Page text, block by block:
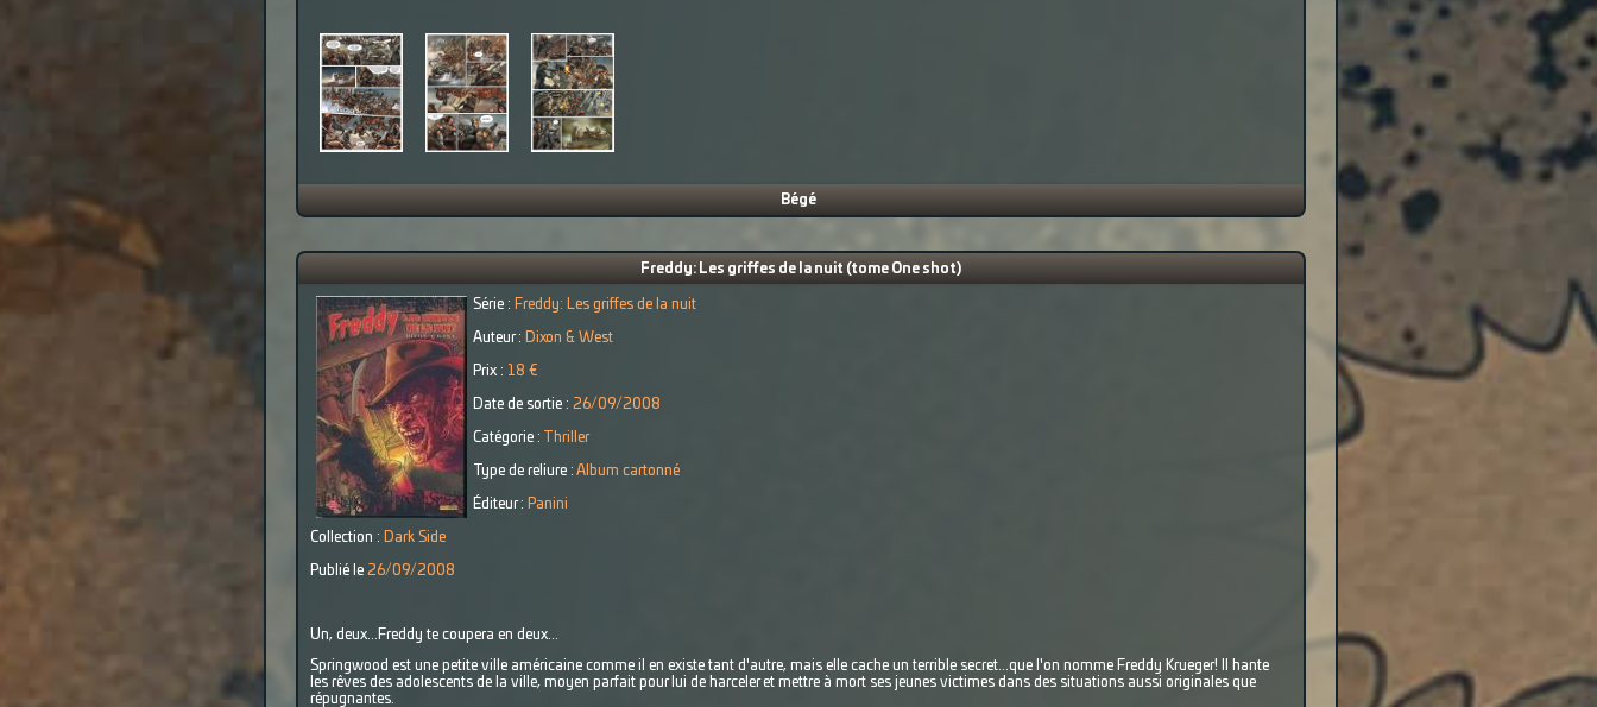
Bégé
Freddy: Les griffes de la nuit (tome One shot)
Série : Freddy: Les griffes de la nuit
Auteur : Dixon & West
Prix : 18 €
Date de sortie : 26/09/2008
Catégorie : Thriller
Type de reliure : Album cartonné
Éditeur : Panini
Collection : Dark Side
Publié le 26/09/2008
Un, deux...Freddy te coupera en deux...
Springwood est une petite ville américaine comme il en existe tant d'autre, mais elle cache un terrible secret...que l'on nomme Freddy Krueger! Il hante
les rêves des adolescents de la ville, moyen parfait pour lui de harceler et mettre à mort ses jeunes victimes dans des situations aussi originales que
répugnantes.